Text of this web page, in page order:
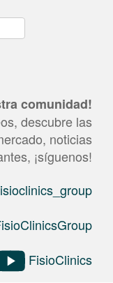
comunidad!
descubre las
noticias
¡síguenos!
FisioClinics